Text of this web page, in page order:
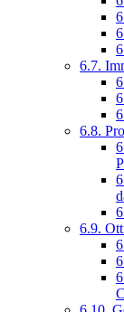
6.7.
6.8.
6.9.